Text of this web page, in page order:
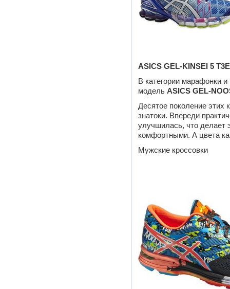
ASICS GEL-KINSEI 5 T3
В категории марафонки
модель ASICS GEL-
Десятое поколение этих
знатоки. Впереди
улучшилась, что делает
комфортными. А цвета
Мужские кроссовки